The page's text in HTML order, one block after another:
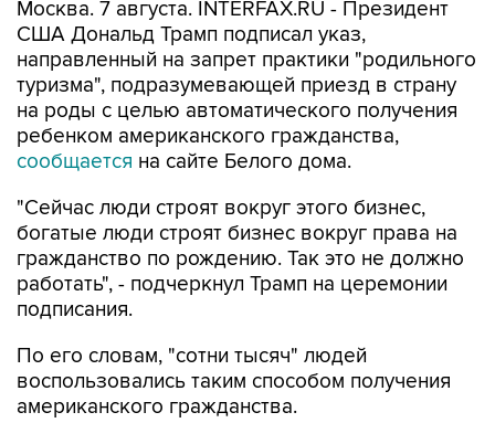
направленный на запрет практики "родильного
туризма", подразумевающей приезд в страну
на роды с целью автоматического получения
ребенком американского гражданства,
сообщаетсяна сайте Белого дома.
"Сейчас люди строят вокруг этого бизнес,
гражданство по рождению. Так это не должно
работать", - подчеркнул Трамп на церемонии
подписания.
По его словам, "сотни тысяч" людей
американского гражданства.
Президент подписал еще один указ, также